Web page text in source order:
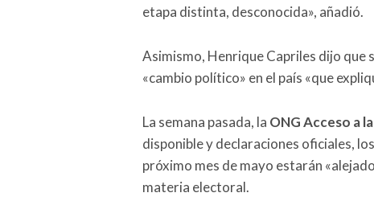
etapa distinta, desconocida», añadió.
Asimismo, Henrique Capriles dijo que
«cambio político» en el país «que
La semana pasada, la ONG Acceso a
disponible y declaraciones oficiales,
próximo mes de mayo estarán
materia electoral.